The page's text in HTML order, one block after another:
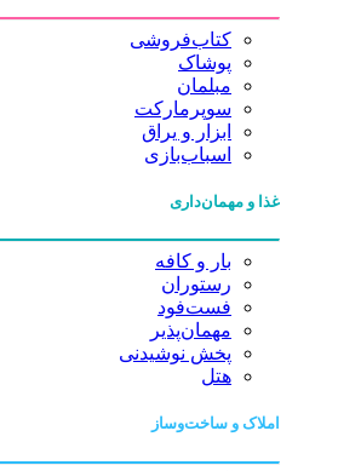
کتاب‌فروشی
پوشاک
مبلمان
سوپرمارکت
ابزار و یراق
اسباب‌بازی
غذا و مهمان‌داری
بار و کافه
رستوران
فست‌فود
مهمان‌پذیر
پخش نوشیدنی
هتل
املاک و ساخت‌وساز